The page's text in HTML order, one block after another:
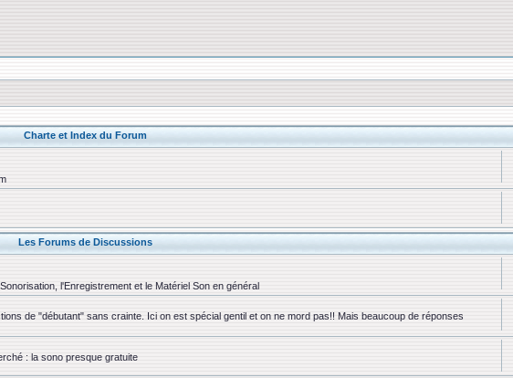
Charte et Index du Forum
Les Forums de Discussions
l'Enregistrement et le Matériel Son en général
de "débutant" sans crainte. Ici on est spécial gentil et on ne mord pas!! Mais beaucoup de réponses
: la sono presque gratuite